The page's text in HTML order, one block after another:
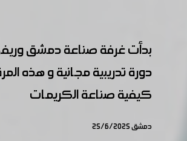
بدأت غرفة صناعة دمشق
دورة تدريبية مجانية و هذه
كيفية صناعة الكريمات
دمشق 25/6/2025